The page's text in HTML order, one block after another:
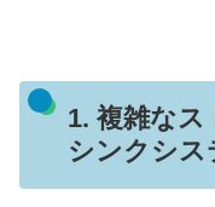
1. 複雑なス
シンクシス